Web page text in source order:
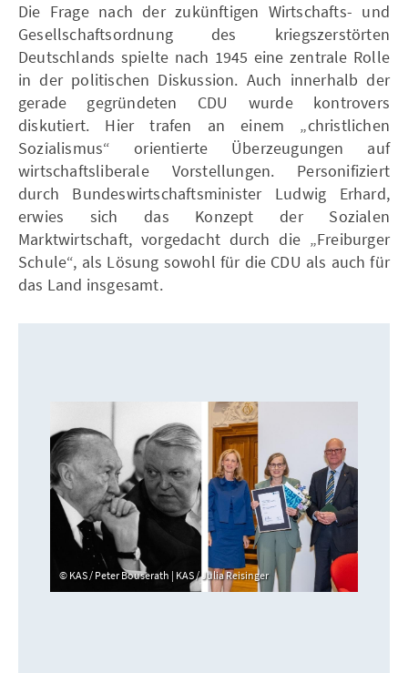
Die Frage nach der zukünftigen Wirtschafts- und
Gesellschaftsordnung des kriegszerstörten
Deutschlands spielte nach 1945 eine zentrale Rolle
in der politischen Diskussion. Auch innerhalb der
gerade gegründeten CDU wurde kontrovers
diskutiert. Hier trafen an einem „christlichen
Sozialismus“ orientierte Überzeugungen auf
wirtschaftsliberale Vorstellungen. Personifiziert
durch Bundeswirtschaftsminister Ludwig Erhard,
erwies sich das Konzept der Sozialen
Marktwirtschaft, vorgedacht durch die „Freiburger
Schule“, als Lösung sowohl für die CDU als auch für
das Land insgesamt.
KAS / Peter Bouserath | KAS / Julia Reisinger